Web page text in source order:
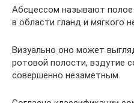
Абсцессом называют полое
в области гланд и мягкого
Визуально оно может
ротовой полости, вздутие
совершенно незаметным.